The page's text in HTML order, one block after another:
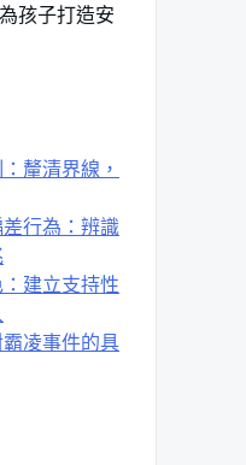
孩子打造安
釐清界線，
行為：辨識
建立支持性
凌事件的具